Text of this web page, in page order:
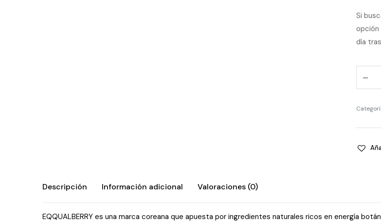
Si
opción
día
Descripción Información adicional Valoraciones (0)
EQQUALBERRY es una marca coreana que apuesta por ingredientes naturales ricos en energía